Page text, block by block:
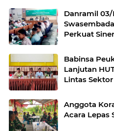
Danramil
Perkuat
Babinsa
Lanjutan
Lintas Sektor
Anggota
Acara Lepas